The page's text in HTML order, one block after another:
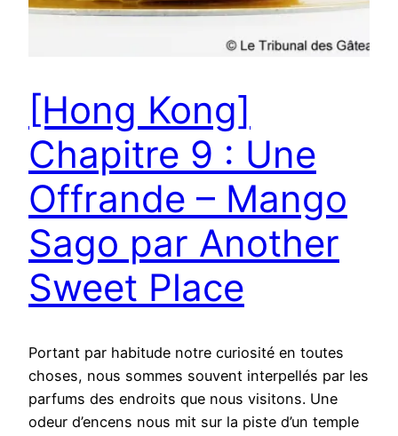
[Hong Kong]
Chapitre 9 : Une
Offrande – Mango
Sago par Another
Sweet Place
Portant par habitude notre curiosité en toutes
choses, nous sommes souvent interpellés par les
parfums des endroits que nous visitons. Une
odeur d’encens nous mit sur la piste d’un temple